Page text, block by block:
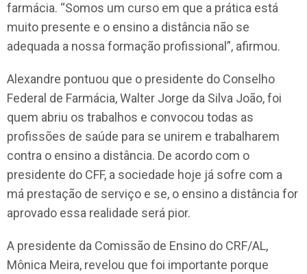
farmácia. “Somos um curso em que a prática está
muito presente e o ensino a distância não se
adequada a nossa formação profissional”, afirmou.
Alexandre pontuou que o presidente do Conselho
Federal de Farmácia, Walter Jorge da Silva João, foi
quem abriu os trabalhos e convocou todas as
profissões de saúde para se unirem e trabalharem
contra o ensino a distância. De acordo com o
presidente do CFF, a sociedade hoje já sofre com a
má prestação de serviço e se, o ensino a distância for
aprovado essa realidade será pior.
A presidente da Comissão de Ensino do CRF/AL,
Mônica Meira, revelou que foi importante porque